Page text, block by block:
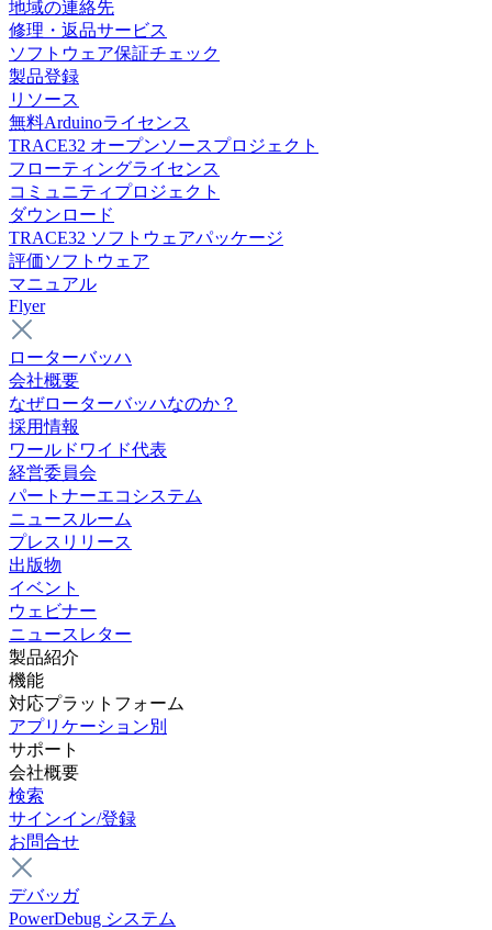
地域の連絡先
修理・返品サービス
ソフトウェア保証チェック
製品登録
リソース
無料Arduinoライセンス
TRACE32 オープンソースプロジェクト
フローティングライセンス
コミュニティプロジェクト
ダウンロード
TRACE32 ソフトウェアパッケージ
評価ソフトウェア
マニュアル
Flyer
ローターバッハ
会社概要
なぜローターバッハなのか？
採用情報
ワールドワイド代表
経営委員会
パートナーエコシステム
ニュースルーム
プレスリリース
出版物
イベント
ウェビナー
ニュースレター
製品紹介
機能
対応プラットフォーム
アプリケーション別
サポート
会社概要
検索
サインイン/登録
お問合せ
デバッガ
PowerDebug システム